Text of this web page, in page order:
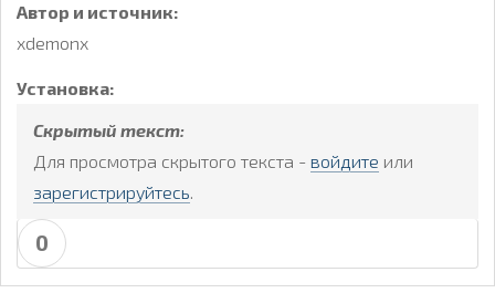
Автор и источник:
xdemonx
Установка:
Скрытый текст:
Для просмотра скрытого текста - войдите или
зарегистрируйтесь.
0